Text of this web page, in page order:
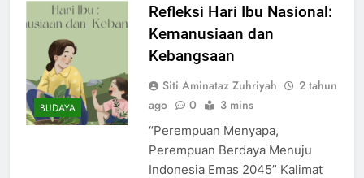
BUDAYA
Refleksi Hari Ibu Nasional:
Kemanusiaan dan
Kebangsaan
Siti Aminataz Zuhriyah
2 tahun
ago
0 3 mins
“Perempuan Menyapa,
Perempuan Berdaya Menuju
Indonesia Emas 2045” Kalimat